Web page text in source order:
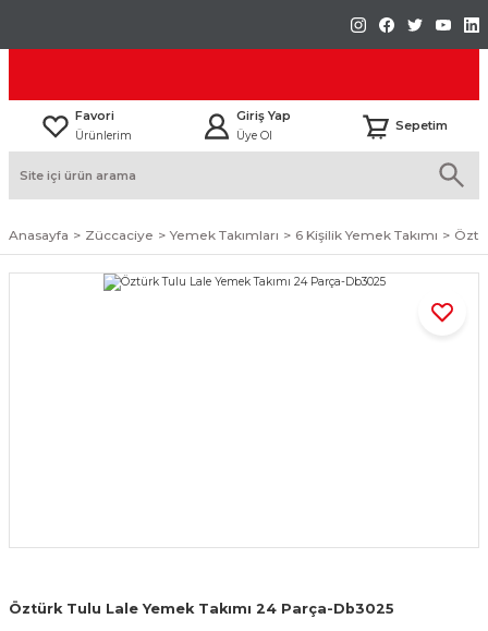
Favori
Ürünlerim
Giriş Yap
Üye Ol
Sepetim
Anasayfa Züccaciye Yemek Takımları 6 Kişilik Yemek Takımı
Öztürk Tulu Lale Yemek Takımı 24 Parça-Db3025